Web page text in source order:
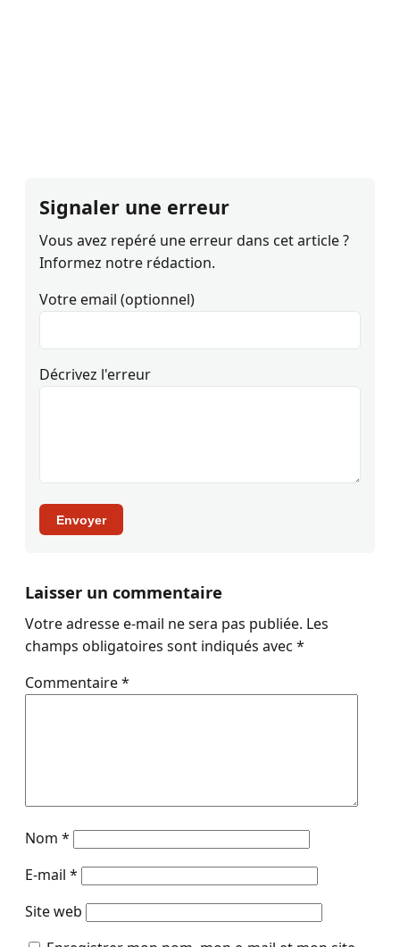
Signaler une erreur
Vous avez repéré une erreur dans cet article ?
Informez notre rédaction.
Votre email (optionnel)
Décrivez l'erreur
Envoyer
Laisser un commentaire
Votre adresse e-mail ne sera pas publiée. Les
champs obligatoires sont indiqués avec *
Commentaire*
Nom *
E-mail *
Site web